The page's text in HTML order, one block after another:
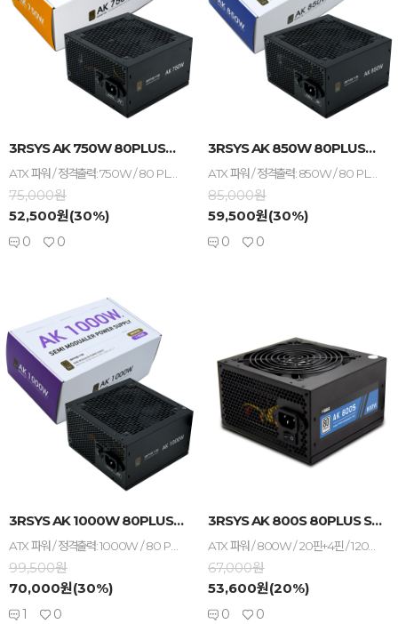
3RSYS AK 750W 80PLUS브론즈 모듈러 ...
75,000원
52,500원(30%)
0
0
3RSYS AK 850W 80PLUS브론즈 모듈러 ...
85,000원
59,500원(30%)
0
0
3RSYS AK 1000W 80PLUS브론즈 모듈러...
ATX 파워 / 정격출력: 1000W / 80 PLUS 브론즈 / +12V 싱글레일 / +12V 가용률: 100% / 액티브PFC / PF(역률): 98% / 120mm 팬 / 깊이: 140mm / 무상 7년 / [커넥터] 세미모듈러 / 메인전원: 24핀(20+4) / 보조전원: 8+4+4핀 2개 / PCIe 16핀(12+4): 12V2x6 1개 / PCIe 8핀(6+2): 4개 / SATA: 8개 / IDE 4핀: 4개 / [부가기능] 플랫케이블
99,500원
70,000원(30%)
1
0
3RSYS AK 800S 80PLUS STANDAR...
ATX 파워 / 800W / 20핀+4핀 / 120mm 팬 / 1개(팬) / 액티브PFC / 깊이: 140mm / +12V 싱글레일 / 60A / 4핀 IDE x3 / SATA x6 / 6+2핀 PCI-E x4 / 보조8핀(4+4) 커넥터 / 보조8핀 커넥터 / 대기전력 1W / 플랫케이블 / 80 PLUS 스탠다드 / 무상 5년
67,000원
53,600원(20%)
0
0